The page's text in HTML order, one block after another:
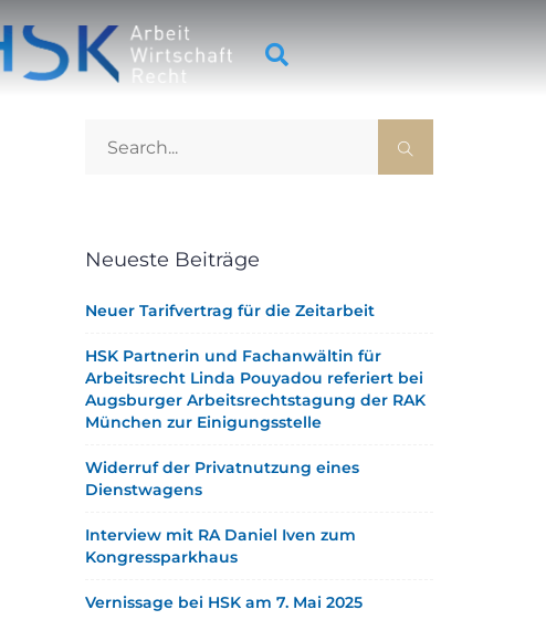
Neueste Beiträge
Neuer Tarifvertrag für die Zeitarbeit
HSK Partnerin und Fachanwältin für
Arbeitsrecht Linda Pouyadou referiert bei
Augsburger Arbeitsrechtstagung der RAK
München zur Einigungsstelle
Widerruf der Privatnutzung eines
Dienstwagens
Interview mit RA Daniel Iven zum
Kongressparkhaus
Vernissage bei HSK am 7. Mai 2025